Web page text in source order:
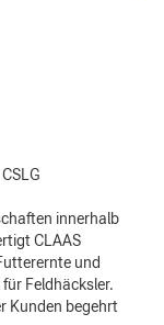
innerhalb
CLAAS
und
Feldhäcksler.
Kunden begehrt